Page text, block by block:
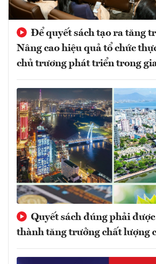
Để quyết sách tạo ra tăng
Nâng cao hiệu quả tổ chức
chủ trương phát triển trong
Quyết sách đúng phải
thành tăng trưởng chất lượng